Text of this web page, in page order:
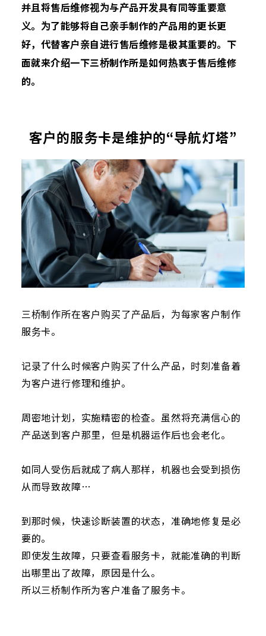
并且将售后维修视为与产品开发具有同等重要意
义。为了能够将自己亲手制作的产品用的更长更
好，代替客户亲自进行售后维修是极其重要的。下
面就来介绍一下三桥制作所是如何热衷于售后维修
的。
客户的服务卡是维护的“导航灯塔”
三桥制作所在客户购买了产品后，为每家客户制作
服务卡。
记录了什么时候客户购买了什么产品，时刻准备着
为客户进行修理和维护。
周密地计划，实施精密的检查。虽然将充满信心的
产品送到客户那里，但是机器运作后也会老化。
如同人受伤后就成了病人那样，机器也会受到损伤
从而导致故障…
到那时候，快速诊断装置的状态，准确地修复是必
要的。
即使发生故障，只要查看服务卡，就能准确的判断
出哪里出了故障，原因是什么。
所以三桥制作所为客户准备了服务卡。